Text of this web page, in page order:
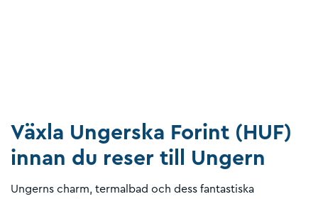
Växla Ungerska Forint (HUF)
innan du reser till Ungern
Ungerns charm, termalbad och dess fantastiska